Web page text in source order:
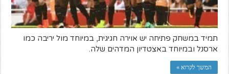
תמיד במשחק פתיחה יש אוירה חגיגית, במיוחד מול יריבה כמו
ארסנל ובמיוחד באצטדיון המדהים שלה.
המשך לקרוא »